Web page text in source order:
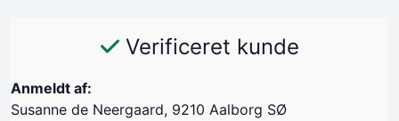
Verificeret kunde
Anmeldt af:
Susanne de Neergaard, 9210 Aalborg SØ